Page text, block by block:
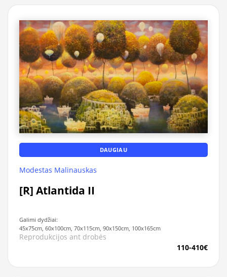
DAUGIAU
Modestas Malinauskas
[R] Atlantida II
Galimi dydžiai:
45x75cm, 60x100cm, 70x115cm, 90x150cm, 100x165cm
Reprodukcijos ant drobės
110-410€